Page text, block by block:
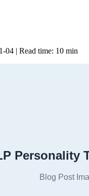
04 | Read time: 10 min